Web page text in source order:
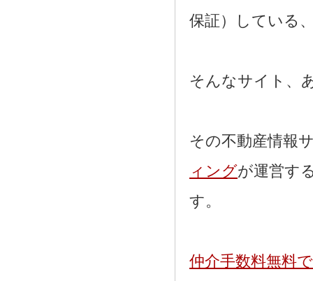
保証）している
そんなサイト、
その不動産情報
ィングが運営す
す。
仲介手数料無料